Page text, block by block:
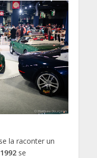
la raconter un
se